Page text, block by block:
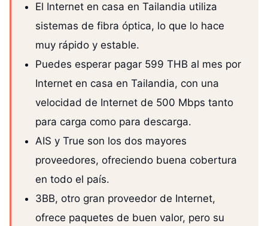
El Internet en casa en Tailandia utiliza
sistemas de fibra óptica, lo que lo hace
muy rápido y estable.
Puedes esperar pagar 599 THB al mes por
Internet en casa en Tailandia, con una
velocidad de Internet de 500 Mbps tanto
para carga como para descarga.
AIS y True son los dos mayores
proveedores, ofreciendo buena cobertura
en todo el país.
3BB, otro gran proveedor de Internet,
ofrece paquetes de buen valor, pero su